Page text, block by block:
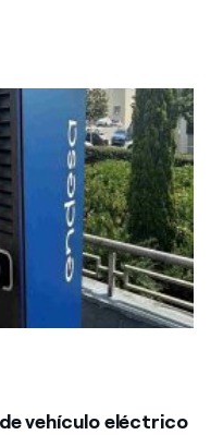
vehículo eléctrico